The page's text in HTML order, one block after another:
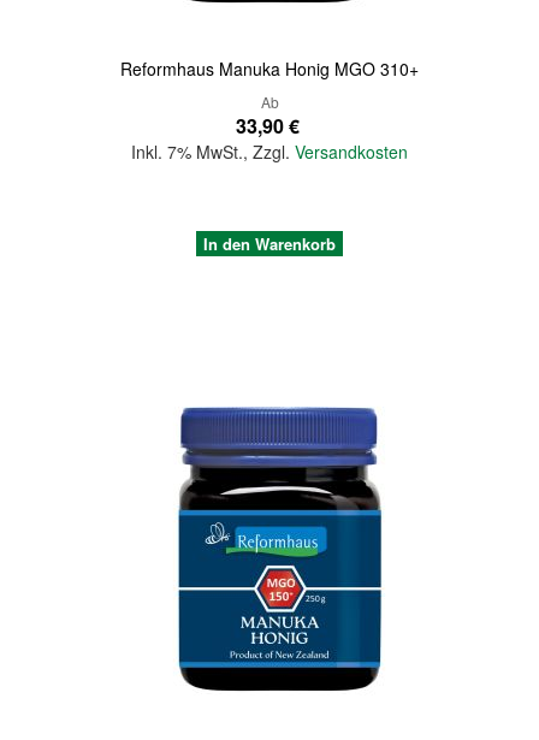
Reformhaus Manuka Honig MGO 310+
Ab
33,90 €
Inkl. 7% MwSt., Zzgl. Versandkosten
In den Warenkorb